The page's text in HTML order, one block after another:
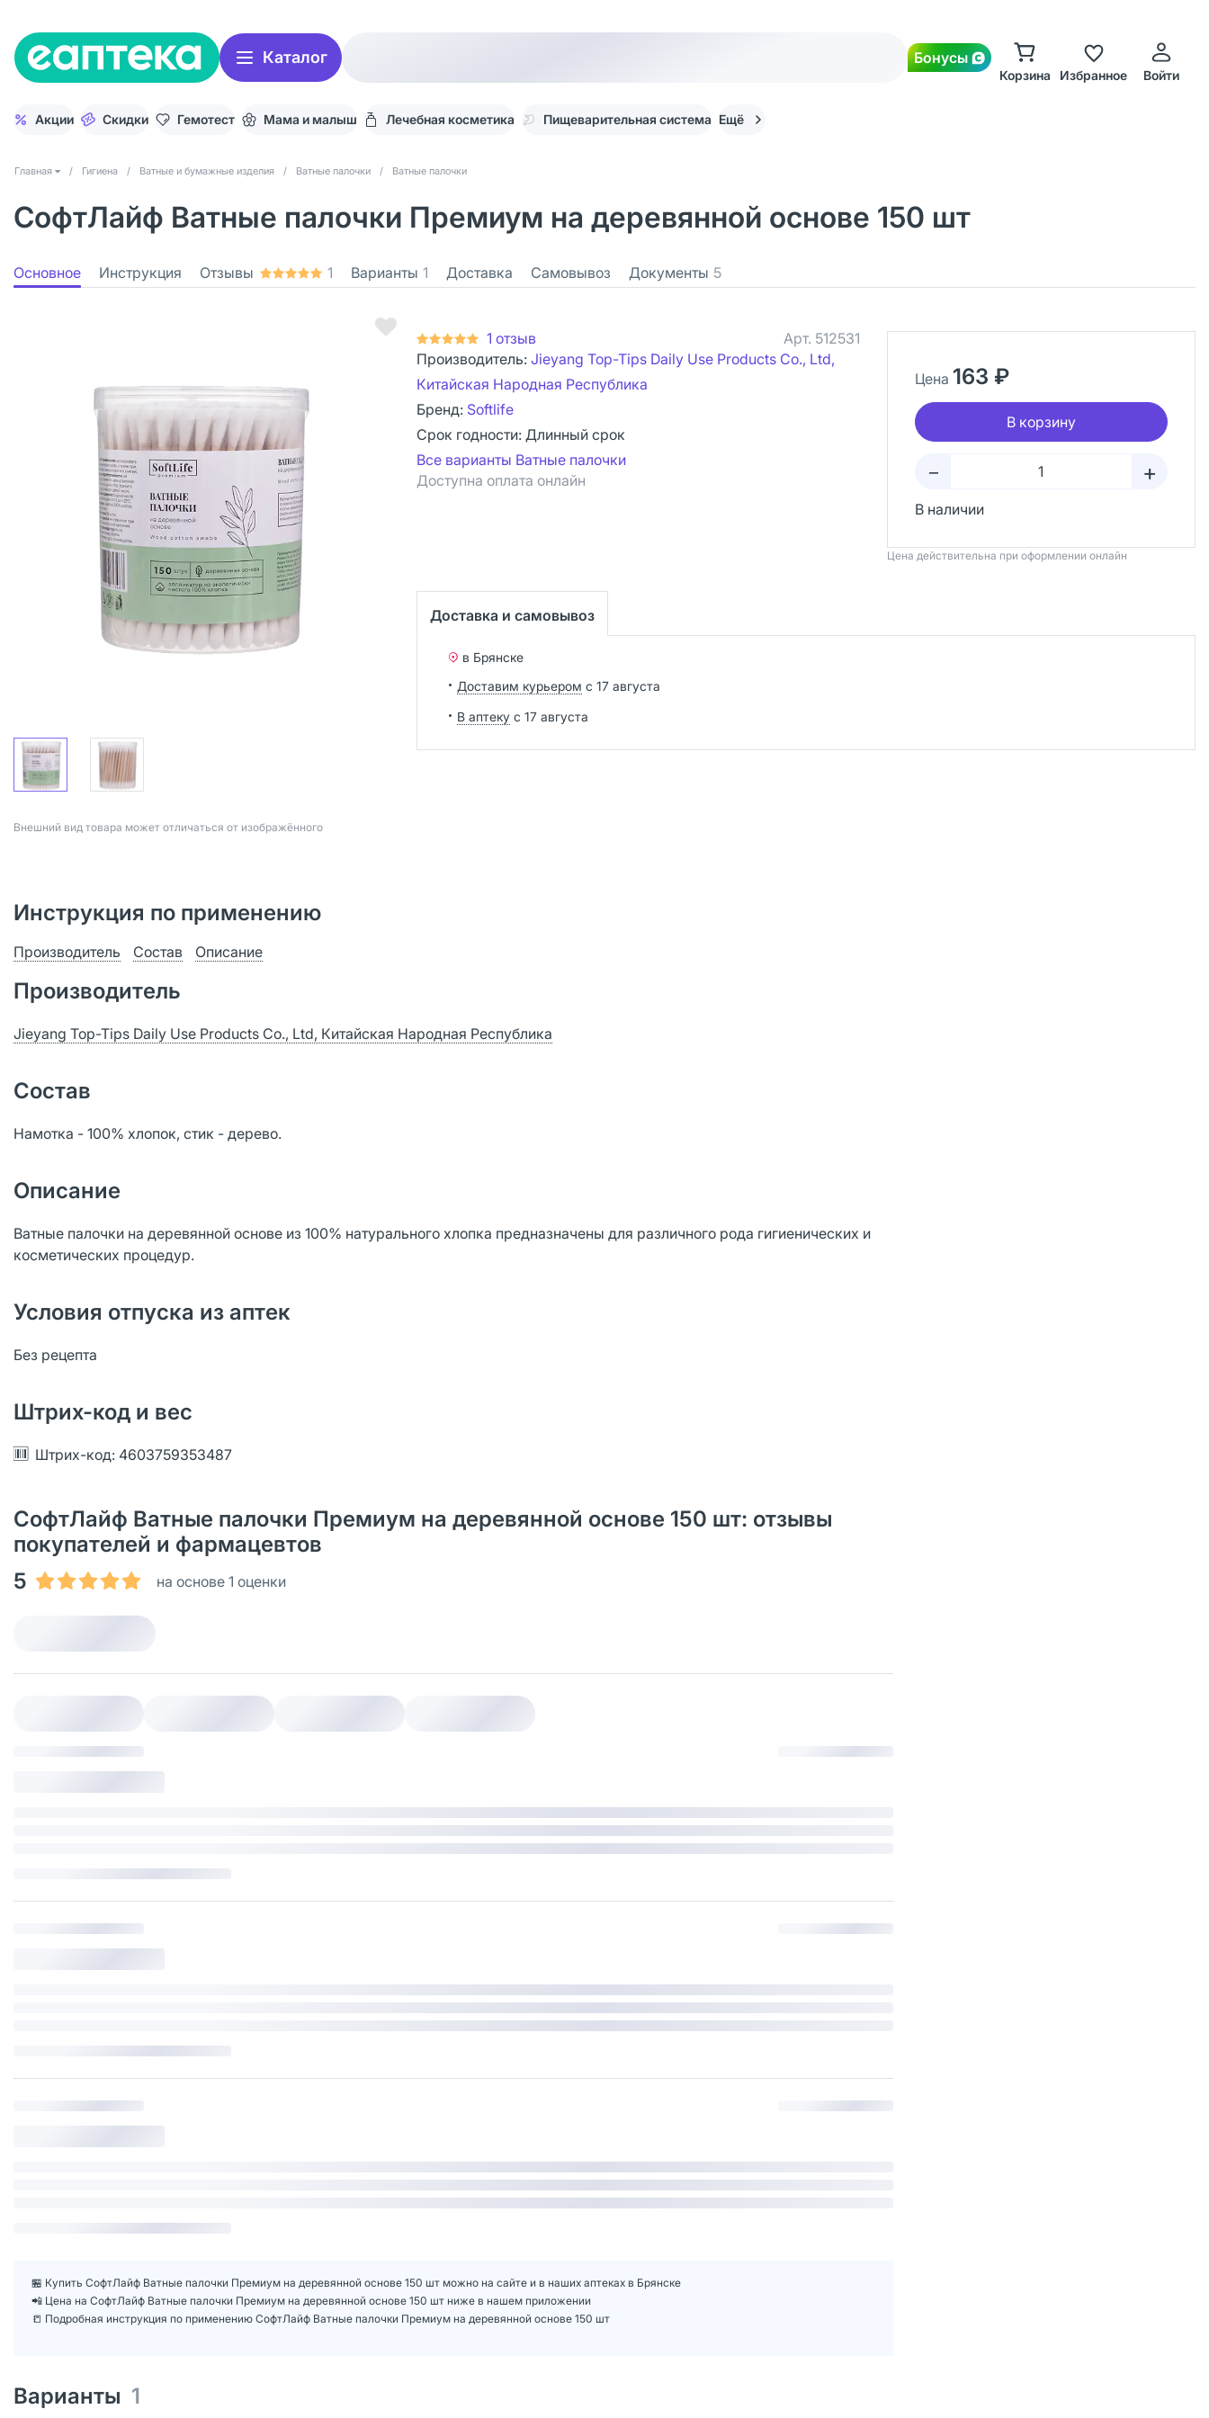
Каталог Бонусы
Корзина Избранное Войти
Акции Скидки Гемотест Мама и малыш Лечебная косметика Пищеварительная система Ещё
Главная / Гигиена / Ватные и бумажные изделия / Ватные палочки / Ватные палочки
СофтЛайф Ватные палочки Премиум на деревянной основе 150 шт
Основное Инструкция Отзывы 1 Варианты 1 Доставка Самовывоз Документы 5
Bнешний вид товара может отличаться от изображённого
1 отзыв Арт. 512531
Производитель: Jieyang Top-Tips Daily Use Products Co., Ltd,
Китайская Народная Республика
Бренд: Softlife
Срок годности: Длинный срок
Все варианты Ватные палочки
Доступна оплата онлайн
Цена 163 ₽
В корзину
– +
В наличии
Цена действительна при оформлении онлайн
Доставка и самовывоз
в Брянске
Доставим курьером с 17 августа
В аптеку с 17 августа
Инструкция по применению
Производитель Состав Описание
Производитель
Jieyang Top-Tips Daily Use Products Co., Ltd, Китайская Народная Республика
Состав
Намотка - 100% хлопок, стик - дерево.
Описание
Ватные палочки на деревянной основе из 100% натурального хлопка предназначены для различного рода гигиенических и
косметических процедур.
Условия отпуска из аптек
Без рецепта
Штрих-код и вес
Штрих-код: 4603759353487
СофтЛайф Ватные палочки Премиум на деревянной основе 150 шт: отзывы
покупателей и фармацевтов
5
на основе 1 оценки
🏪 Купить СофтЛайф Ватные палочки Премиум на деревянной основе 150 шт можно на сайте и в наших аптеках в Брянске
📲 Цена на СофтЛайф Ватные палочки Премиум на деревянной основе 150 шт ниже в нашем приложении
📒 Подробная инструкция по применению СофтЛайф Ватные палочки Премиум на деревянной основе 150 шт
Варианты 1